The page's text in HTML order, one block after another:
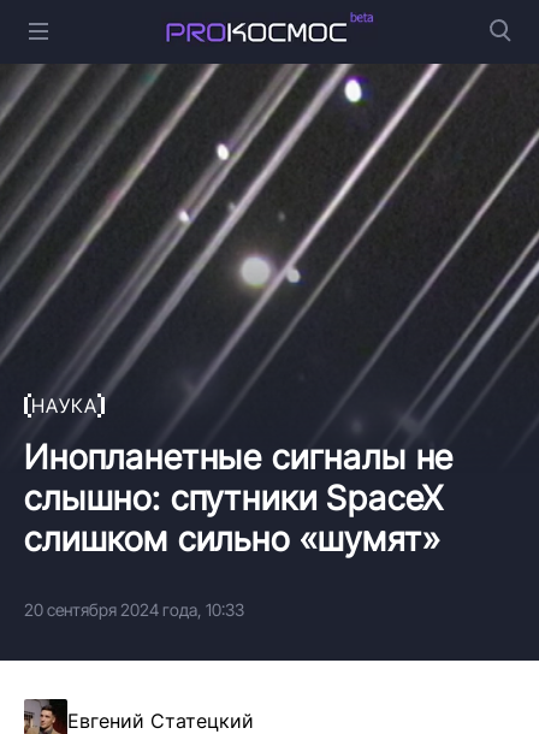
НАУКА
Инопланетные сигналы не
слышно: спутники SpaceX
слишком сильно «шумят»
20 сентября 2024 года, 10:33
Евгений Статецкий